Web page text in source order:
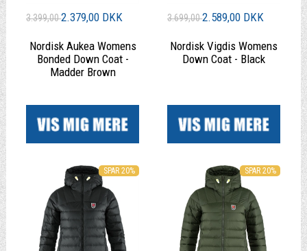
3.399,002.379,00 DKK
Nordisk Aukea Womens
Bonded Down Coat -
Madder Brown
3.699,002.589,00 DKK
Nordisk Vigdis Womens
Down Coat - Black
SPAR 20% SPAR 20%